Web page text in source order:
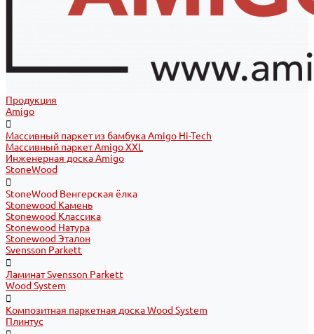
Продукция
Amigo
Массивный паркет из бамбука Amigo Hi-Tech
Массивный паркет Amigo XXL
Инженерная доска Amigo
StoneWood
StoneWood Венгерская ёлка
Stonewood Камень
Stonewood Классика
Stonewood Натура
Stonewood Эталон
Svensson Parkett
Ламинат Svensson Parkett
Wood System
Композитная паркетная доска Wood System
Плинтус